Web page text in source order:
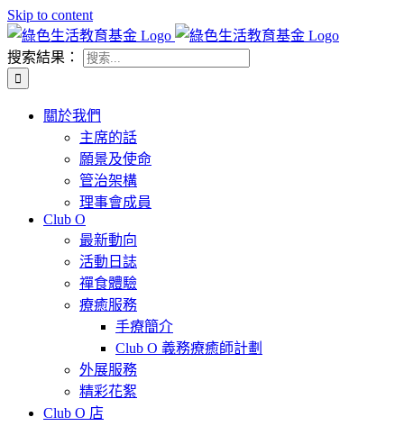
Skip to content
搜索結果：
關於我們
主席的話
願景及使命
管治架構
理事會成員
Club O
最新動向
活動日誌
禪食體驗
療癒服務
手療簡介
Club O 義務療癒師計劃
外展服務
精彩花絮
Club O 店